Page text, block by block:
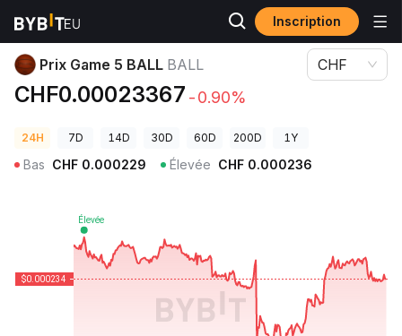
Inscription
Prix des cryptos Prix Game 5 BALL BALL
Prix Game 5 BALL BALL
CHF0.00023367 -0.90%
CHF
24H 7D 14D 30D 60D 200D 1Y
Bas CHF 0.000229 Élevée CHF 0.000236